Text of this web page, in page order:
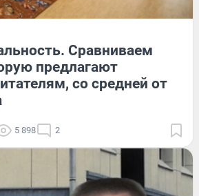
Сравниваем
предлагают
со средней от
5 898 2